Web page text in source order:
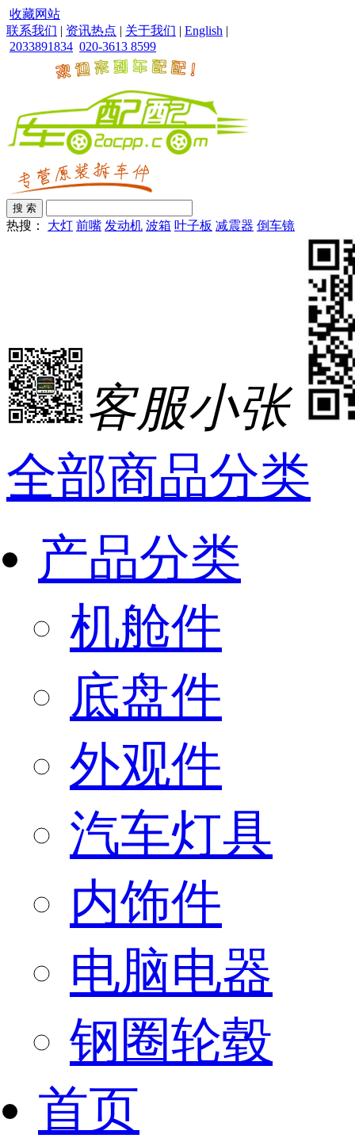
收藏网站
联系我们 | 资讯热点 | 关于我们 | English |
2033891834 020-3613 8599
热搜： 大灯 前嘴 发动机 波箱 叶子板 减震器 倒车镜
客服小张
全部商品分类
产品分类
机舱件
底盘件
外观件
汽车灯具
内饰件
电脑电器
钢圈轮毂
首页